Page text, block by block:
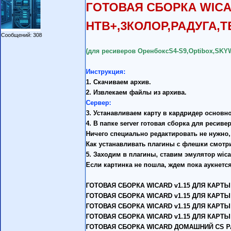
Сообщений: 308
ГОТОВАЯ СБОРКА
(для ресиверов ОренбоксS4-
Инструкция:
1. Скачиваем архив.
2. Извлекаем файлы из архива.
Сервер:
3. Устанавливаем карту в кардридер
4. В папке server готовая сборка для
Ничего специально редактировать не
Как устанавливать плагины с флешки
5. Заходим в плагины, ставим эмулятор
Если картинка не пошла, ждем пока
ГОТОВАЯ СБОРКА WICARD v1.15 ДЛЯ
ГОТОВАЯ СБОРКА WICARD v1.15 ДЛЯ
ГОТОВАЯ СБОРКА WICARD v1.15 ДЛЯ
ГОТОВАЯ СБОРКА WICARD v1.15 ДЛЯ
ГОТОВАЯ СБОРКА WICARD ДОМАШНИЙ CS